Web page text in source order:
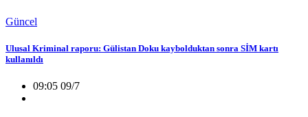
Güncel
Ulusal Kriminal raporu: Gülistan Doku kaybolduktan sonra SİM kartı
kullanıldı
09:05 09/7